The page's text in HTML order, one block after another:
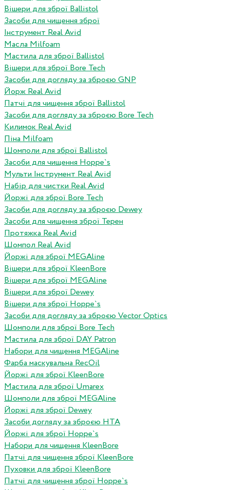
Вішери для зброї Ballistol
Засоби для чищення зброї
Інструмент Real Avid
Масла Milfoam
Мастила для зброї Ballistol
Вішери для зброї Bore Tech
Засоби для догляду за зброєю GNP
Йорж Real Avid
Патчі для чищення зброї Ballistol
Засоби для догляду за зброєю Bore Tech
Килимок Real Avid
Піна Milfoam
Шомполи для зброї Ballistol
Засоби для чищення Hoppe`s
Мульти Інструмент Real Avid
Набір для чистки Real Avid
Йоржі для зброї Bore Tech
Засоби для догляду за зброєю Dewey
Засоби для чищення зброї Терен
Протяжка Real Avid
Шомпол Real Avid
Йоржі для зброї MEGAline
Вішери для зброї KleenBore
Вішери для зброї MEGAline
Вішери для зброї Dewey
Вішери для зброї Hoppe`s
Засоби для догляду за зброєю Vector Optics
Шомполи для зброї Bore Tech
Мастила для зброї DAY Patron
Набори для чищення MEGAline
Фарба маскувальна RecOil
Йоржі для зброї KleenBore
Мастила для зброї Umarex
Шомполи для зброї MEGAline
Йоржі для зброї Dewey
Засоби догляду за зброєю HTA
Йоржі для зброї Hoppe`s
Набори для чищення KleenBore
Патчі для чищення зброї KleenBore
Пуховки для зброї KleenBore
Патчі для чищення зброї Hoppe`s